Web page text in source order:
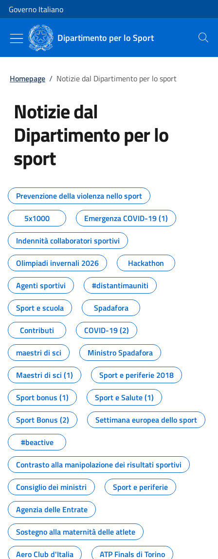
Vai al contenuto
Vai alla navigazione del sito
Governo Italiano
Dipartimento per lo Sport Cerca
Homepage / Notizie dal Dipartimento per lo sport
Notizie dal
Dipartimento per lo
sport
Tutti i contenuti della pagina
Prevenzione della violenza nello sport
5x1000
Emergenza COVID-19 (1)
Indennità collaboratori sportivi
Olimpiadi invernali 2026
Hackathon
Agenti sportivi
#distantimauniti
Sport e scuola
Spadafora
Contributi
COVID-19 (2)
maestri di sci
Ministro Spadafora
Maestri di sci (1)
Sport e periferie 2018
Sport bonus (1)
Sport e Salute (1)
Sport Bonus (2)
Settimana europea dello sport
#beactive
Contrasto alla manipolazione dei risultati sportivi
Consiglio dei ministri
Sport e periferie
Agenzia delle Entrate
Sostegno alla maternità delle atlete
Aero Club d'Italia
ATP Finals di Torino